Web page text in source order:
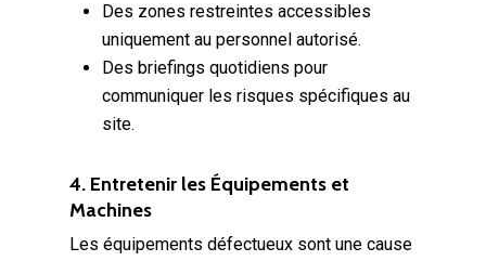
Des zones restreintes accessibles
uniquement au personnel autorisé.
Des briefings quotidiens pour
communiquer les risques spécifiques au
site.
4. Entretenir les Équipements et
Machines
Les équipements défectueux sont une cause